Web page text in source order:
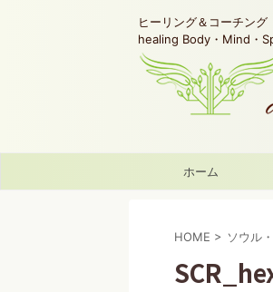
ヒーリング＆コーチン
healing Body・Mind・
ホーム
HOME > ソウル